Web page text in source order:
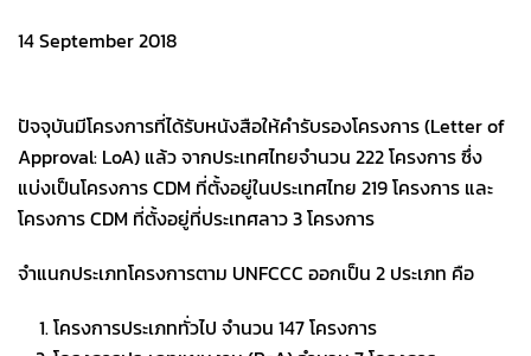
14 September 2018
ปัจจุบันมีโครงการที่ได้รับหนังสือให้คำรับรองโครงการ (Letter of
Approval: LoA) แล้ว จากประเทศไทยจำนวน 222 โครงการ ซึ่ง
แบ่งเป็นโครงการ CDM ที่ตั้งอยู่ในประเทศไทย 219 โครงการ และ
โครงการ CDM ที่ตั้งอยู่ที่ประเทศลาว 3 โครงการ
จำแนกประเภทโครงการตาม UNFCCC ออกเป็น 2 ประเภท คือ
โครงการประเภททั่วไป จำนวน 147 โครงการ